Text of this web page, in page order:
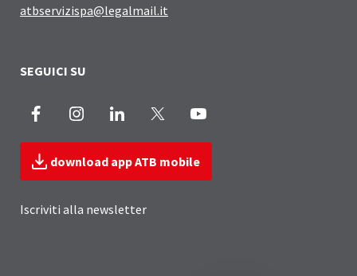
atbservizispa@legalmail.it
SEGUICI SU
Facebook InstagramLinkedIn
download app ATB mobile
Iscriviti alla newsletter